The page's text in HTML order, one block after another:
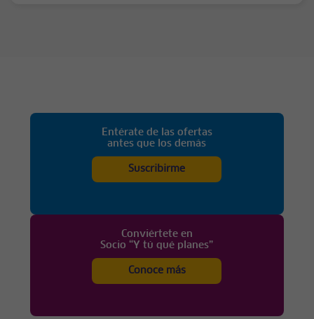
Entérate de las ofertas
antes que los demás
Suscribirme
Conviértete en
Socio “Y tú qué planes”
Conoce más